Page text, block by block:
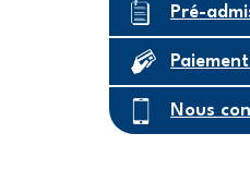
Pré-
Nous